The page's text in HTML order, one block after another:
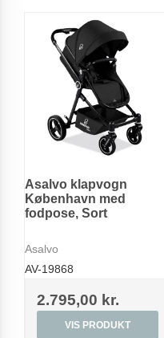
Asalvo klapvogn
København med
fodpose, Sort
Asalvo
AV-19868
2.795,00 kr.
VIS PRODUKT